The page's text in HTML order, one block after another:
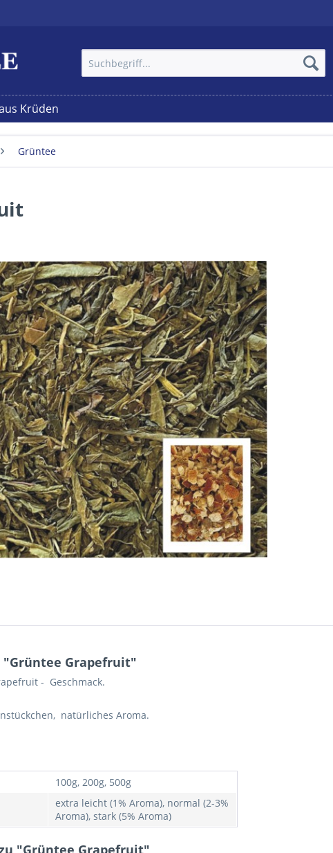
Krüden
Grüntee
Grapefruit"
- Geschmack.
natürliches Aroma.
100g, 200g, 500g
extra leicht (1% Aroma), normal (2-3%
Aroma), stark (5% Aroma)
"Grüntee Grapefruit"